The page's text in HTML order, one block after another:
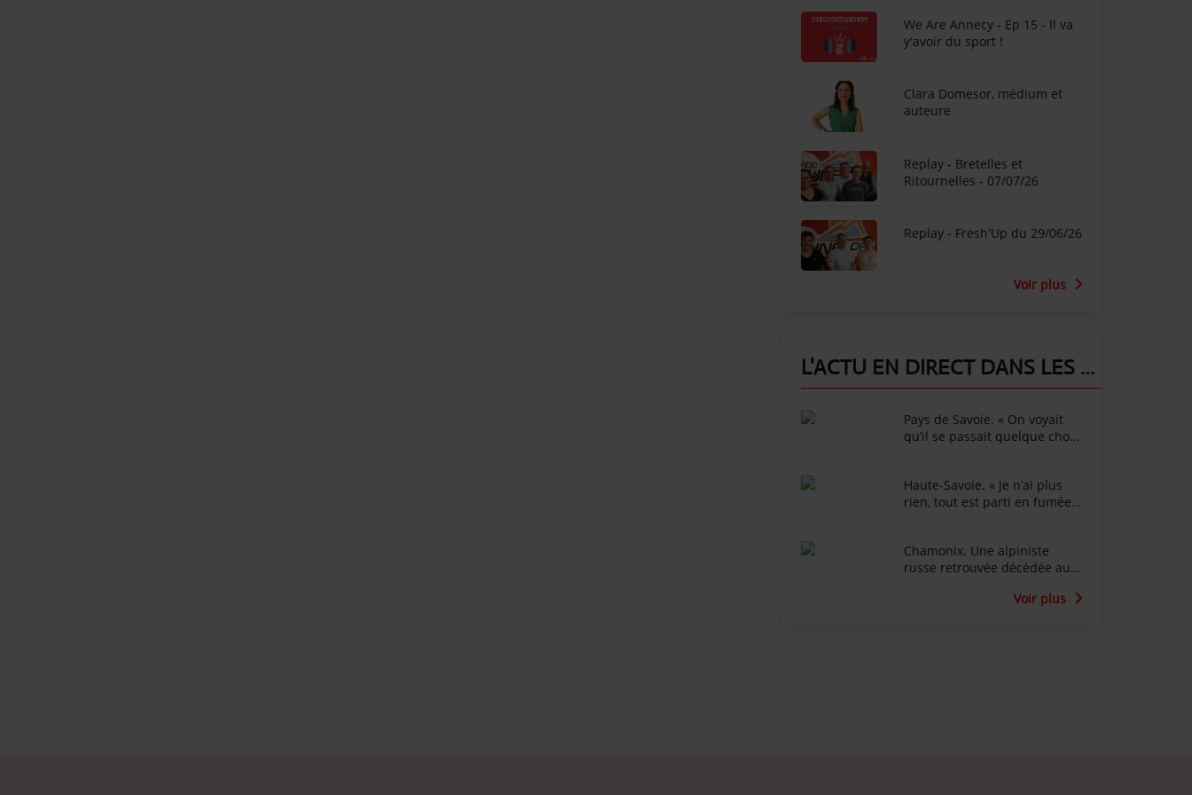
We Are Annecy - Ep 15 - Il va
y'avoir du sport !
Clara Domesor, médium et
auteure
Replay - Bretelles et
Ritournelles - 07/07/26
Replay - Fresh'Up du 29/06/26
Voir plus
L'ACTU EN DIRECT DANS LES ALPES !
Pays de Savoie. « On voyait
qu’il se passait quelque chose
bovins
Haute-Savoie. « Je n’ai plus
rien, tout est parti en fumée »
l'incendie du Chalet de la
Croix au Salève
Chamonix. Une alpiniste
russe retrouvée décédée au
Voir plus